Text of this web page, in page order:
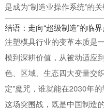
是成为“制造业操作系统”的关
结语：走向“超级制造”的临
注塑模具行业的变革本质是
模到深耕价值，从被动适应
色、区域、生态四大变量交
定”魔咒，谁就能在2030年
这场突围战，既是中国制造